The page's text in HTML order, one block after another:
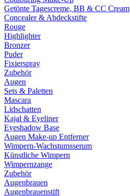
Getönte Tagescreme, BB & CC Cream
Concealer & Abdeckstifte
Rouge
Highlighter
Bronzer
Puder
Fixierspray
Zubehör
Augen
Sets & Paletten
Mascara
Lidschatten
Kajal & Eyeliner
Eyeshadow Base
Augen Make-up Entferner
Wimpern-Wachstumsserum
Künstliche Wimpern
Wimpernzange
Zubehör
Augenbrauen
Augenbrauenstift